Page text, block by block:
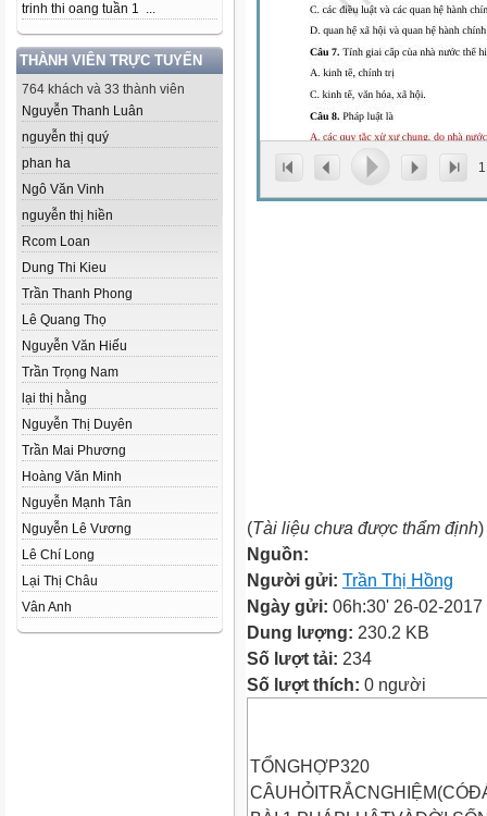
trinh thi oang tuần 1 ...
THÀNH VIÊN TRỰC TUYẾN
764 khách và 33 thành viên
Nguyễn Thanh Luân
nguyễn thị quý
phan ha
Ngô Văn Vinh
nguyễn thị hiền
Rcom Loan
Dung Thi Kieu
Trần Thanh Phong
Lê Quang Thọ
Nguyễn Văn Hiếu
Trần Trọng Nam
lại thị hằng
Nguyễn Thị Duyên
Trần Mai Phương
Hoàng Văn Minh
Nguyễn Mạnh Tân
Nguyễn Lê Vương
Lê Chí Long
Lại Thị Châu
Vân Anh
1
(Tài liệu chưa được thẩm định)
Nguồn:
Người gửi: Trần Thị Hồng
Ngày gửi: 06h:30' 26-02-2017
Dung lượng: 230.2 KB
Số lượt tải: 234
Số lượt thích: 0 người
TỔNGHỢP320